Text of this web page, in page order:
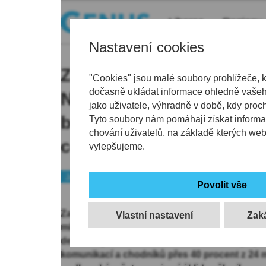
Nastavení cookies
"Cookies" jsou malé soubory prohlížeče,
dočasně ukládat informace ohledně
jako uživatele, výhradně v době, kdy
Tyto soubory nám pomáhají získat
chování uživatelů, na základě kterých
vylepšujeme.
Vlastní nastavení
Liberec Regiony
Zimní údržba už stála
Nisou deset milionů
bude muset přidat
centimetrů sněhu
Jablonecko
Za zimní údržbu už Jablonec nad Nisou
milionů korun, je to jen o málo méně než co
deseti lety. Tuto zimu už technické služby
komunikací a chodníků přes 40 procent z 24